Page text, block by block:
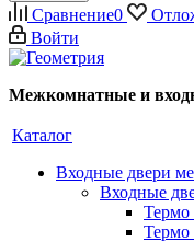
Сравнение0
Войти
Межкомнатные и
Каталог
Входные двери
Входные
Термо
Термо